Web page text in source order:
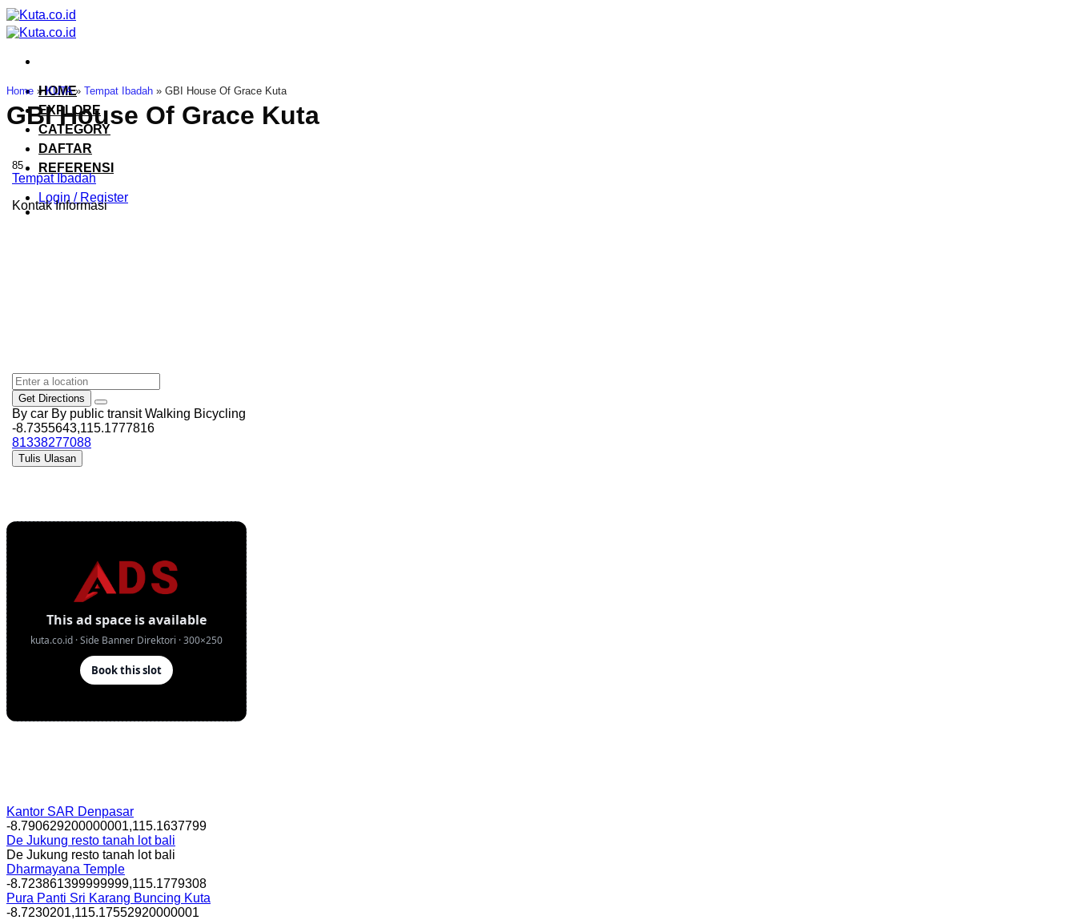
Skip
to
content
HOME
EXPLORE
CATEGORY
DAFTAR
REFERENSI
Login / Register
Home »KUTA» Tempat Ibadah » GBI House Of Grace Kuta
GBI House Of Grace Kuta
85
Tempat Ibadah
Kontak Informasi
Get Directions
By car By public transit Walking Bicycling
-8.7355643,115.1777816
81338277088
Tulis Ulasan
Kantor SAR Denpasar
-8.790629200000001,115.1637799
De Jukung resto tanah lot bali
De Jukung resto tanah lot bali
Dharmayana Temple
-8.723861399999999,115.1779308
Pura Panti Sri Karang Buncing Kuta
-8.7230201,115.17552920000001